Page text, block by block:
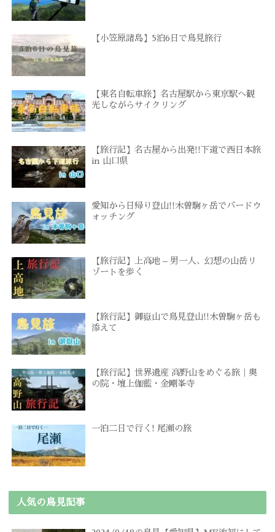
【小笠原諸島】5泊6日で鳥見旅行
【東名自転車旅】名古屋駅から東京駅へ観
光しながらサイクリング
【旅行記】名古屋から出発!!下道で西日本旅
in 山口県
愛知から日帰り登山!!木曽駒ヶ岳でバードウ
ォッチング
【旅行記】上高地 – 男一人、幻想の山岳リ
ゾートを歩く
【旅行記】御嶽山で鳥見登山!!木曽駒ヶ岳も
添えて
【旅行記】世界遺産 高野山をめぐる旅｜奥
の院・壇上伽藍・金剛峯寺
一泊二日で行く! 尾瀬の旅
人気の鳥見記事